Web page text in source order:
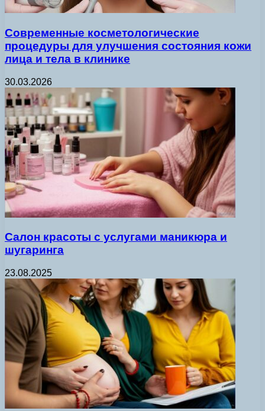
Современные косметологические
процедуры для улучшения состояния кожи
лица и тела в клинике
30.03.2026
Салон красоты с услугами маникюра и
шугаринга
23.08.2025